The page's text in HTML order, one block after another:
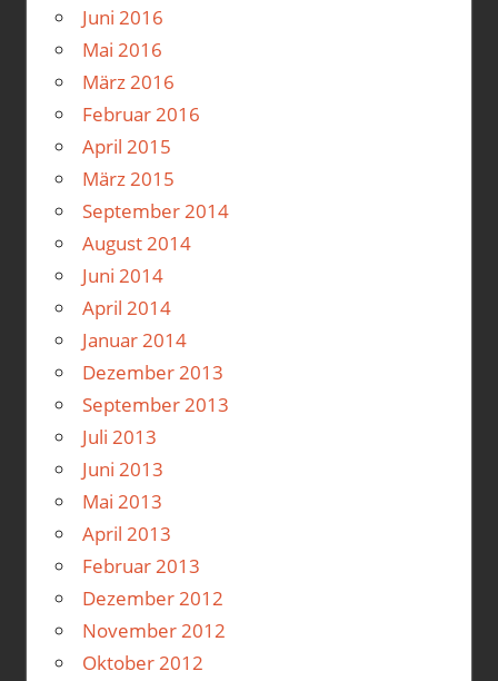
Juni 2016
Mai 2016
März 2016
Februar 2016
April 2015
März 2015
September 2014
August 2014
Juni 2014
April 2014
Januar 2014
Dezember 2013
September 2013
Juli 2013
Juni 2013
Mai 2013
April 2013
Februar 2013
Dezember 2012
November 2012
Oktober 2012